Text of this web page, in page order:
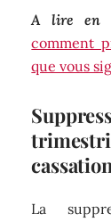
A lire en
comment
que vous
La